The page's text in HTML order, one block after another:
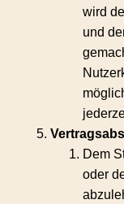
wird
und
Dem
oder